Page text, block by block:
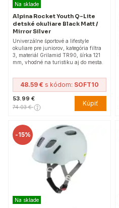
Na sklade
Alpina Rocket Youth Q-Lite
detské okuliare Black Matt /
Mirror Silver
Univerzálne športové a lifestyle
okuliare pre juniorov, kategória filtra
3, materiál Grilamid TR90, šírka 121
mm, vhodné na turistiku aj do mesta.
48.59 € s kódom: SOFT10
53.99 €
74.03 € Kúpiť
-15%
Na sklade